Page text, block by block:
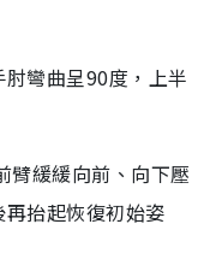
彎曲呈90度，上半
臂緩緩向前、向下壓
抬起恢復初始姿